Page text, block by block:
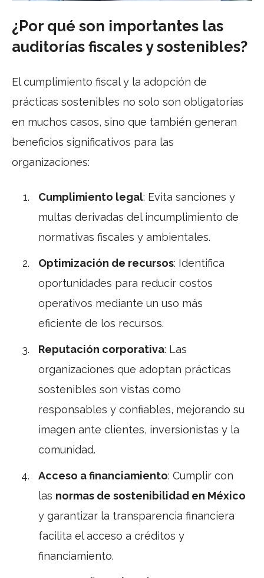
¿Por qué son importantes las
auditorías fiscales y sostenibles?
El cumplimiento fiscal y la adopción de
prácticas sostenibles no solo son obligatorias
en muchos casos, sino que también generan
beneficios significativos para las
organizaciones:
Cumplimiento legal: Evita sanciones y
multas derivadas del incumplimiento de
normativas fiscales y ambientales.
Optimización de recursos: Identifica
oportunidades para reducir costos
operativos mediante un uso más
eficiente de los recursos.
Reputación corporativa: Las
organizaciones que adoptan prácticas
sostenibles son vistas como
responsables y confiables, mejorando su
imagen ante clientes, inversionistas y la
comunidad.
Acceso a financiamiento: Cumplir con
las normas de sostenibilidad en México
y garantizar la transparencia financiera
facilita el acceso a créditos y
financiamiento.